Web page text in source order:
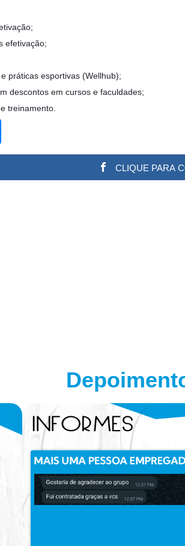
efetivação;
práticas esportivas (Wellhub);
descontos em cursos e faculdades;
treinamento.
CLIQUE PARA